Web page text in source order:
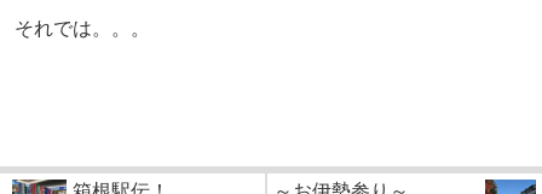
それでは。。。